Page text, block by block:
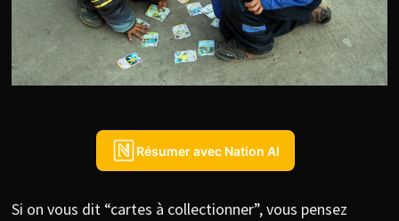
Résumer avec Nation AI
Si on vous dit “cartes à collectionner”, vous pensez